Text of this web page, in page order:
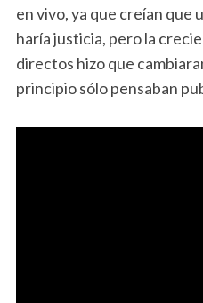
en vivo, ya que creían que
haría justicia, pero la
directos hizo que
principio sólo pensaban